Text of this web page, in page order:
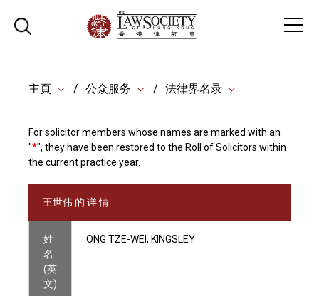
主頁 公众服务 法律界名录
For solicitor members whose names are marked with an
"*", they have been restored to the Roll of Solicitors within
the current practice year.
王世伟 的 详 情
姓
名
(英
文)
ONG TZE-WEI, KINGSLEY